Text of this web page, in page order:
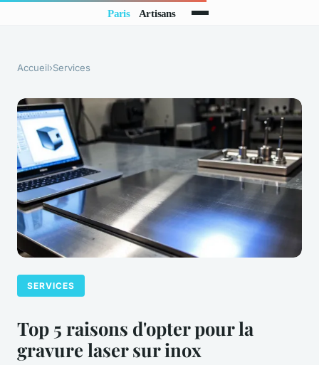
Accueil›Services
SERVICES
Top 5 raisons d'opter pour la
gravure laser sur inox